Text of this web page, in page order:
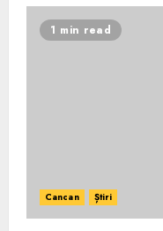
1 min read
Cancan Știri